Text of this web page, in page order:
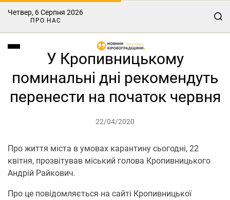
Четвер, 6 Серпня 2026
ПРО НАС
У Кропивницькому
поминальні дні рекомендуть
перенести на початок червня
22/04/2020
Про життя міста в умовах карантину сьогодні, 22
квітня, прозвітував міський голова Кропивницького
Андрій Райкович.
Про це повідомляється на сайті Кропивницької